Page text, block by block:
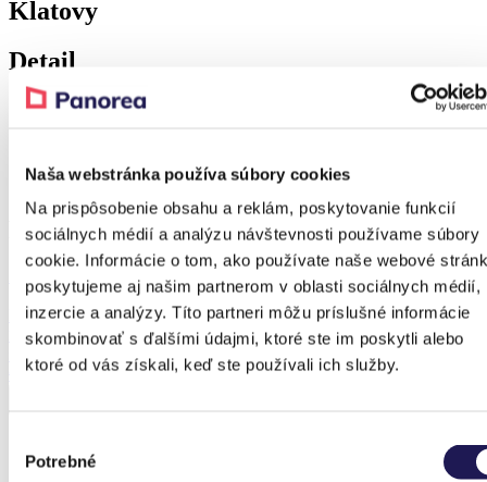
Naša webstránka používa súbory cookies
Na prispôsobenie obsahu a reklám, poskytovanie funkcií
sociálnych médií a analýzu návštevnosti používame súbory
cookie. Informácie o tom, ako používate naše webové
poskytujeme aj našim partnerom v oblasti sociálnych médií,
inzercie a analýzy. Títo partneri môžu príslušné informácie
skombinovať s ďalšími údajmi, ktoré ste im poskytli alebo
ktoré od vás získali, keď ste používali ich služby.
súhlasu
Potrebné
Klatovy
Detail
Realization – Klatovy
Produkt z realizácie
Zľava 37 %
PANOGLASS
Hliníková pergola
Sklo
Od2 790,32€ Od1 744,05€